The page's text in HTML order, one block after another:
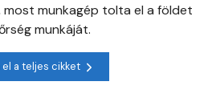
munkagép tolta el a földet
munkáját.
el a teljes cikket